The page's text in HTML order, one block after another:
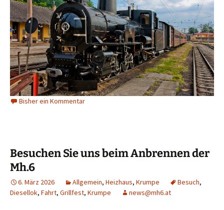
Bisher ein Kommentar
Besuchen Sie uns beim Anbrennen der
Mh.6
6. März 2026 Allgemein, Heizhaus, Krumpe Besuch,
Diesellok, Fahrt, Grillfest, Krumpe news@mh6.at